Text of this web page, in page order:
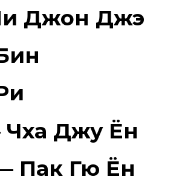
Джон Джэ
Чха Джу Ён
Пак Гю Ён